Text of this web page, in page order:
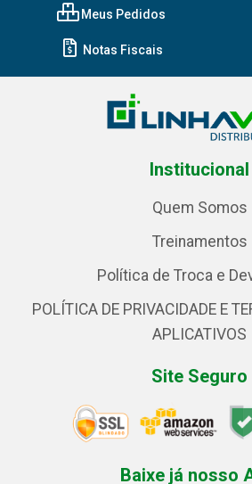
Meus Pedidos
Notas Fiscais
Institucional
Quem Somos
Treinamentos
Política de Troca e
POLÍTICA DE PRIVACIDADE E
APLICATIVOS
Site Seguro
Baixe já nosso